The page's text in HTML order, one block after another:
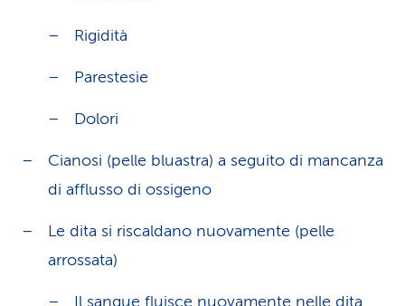
Rigidità
Parestesie
Dolori
Cianosi (pelle bluastra) a seguito di mancanza
di afflusso di ossigeno
Le dita si riscaldano nuovamente (pelle
arrossata)
Il sangue fluisce nuovamente nelle dita